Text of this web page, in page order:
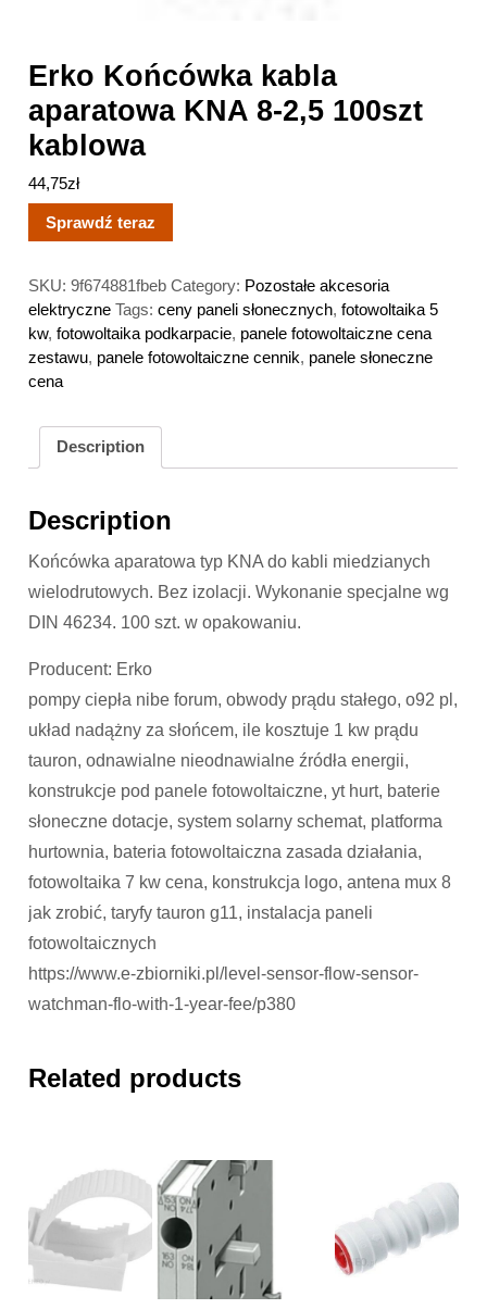
Erko Końcówka kabla
aparatowa KNA 8-2,5 100szt
kablowa
44,75zł
Sprawdź teraz
SKU:9f674881fbeb Category: Pozostałe akcesoria
elektryczne Tags:ceny paneli słonecznych,fotowoltaika 5
kw,fotowoltaika podkarpacie, panele fotowoltaiczne cena
zestawu, panele fotowoltaiczne cennik, panele słoneczne
cena
Description
Description
Końcówka aparatowa typ KNA do kabli miedzianych
wielodrutowych. Bez izolacji. Wykonanie specjalne wg
DIN 46234. 100 szt. w opakowaniu.
Producent: Erko
pompy ciepła nibe forum, obwody prądu stałego, o92 pl,
układ nadążny za słońcem, ile kosztuje 1 kw prądu
tauron, odnawialne nieodnawialne źródła energii,
konstrukcje pod panele fotowoltaiczne, yt hurt, baterie
słoneczne dotacje, system solarny schemat, platforma
hurtownia, bateria fotowoltaiczna zasada działania,
fotowoltaika 7 kw cena, konstrukcja logo, antena mux 8
jak zrobić, taryfy tauron g11, instalacja paneli
fotowoltaicznych
https://www.e-zbiorniki.pl/level-sensor-flow-sensor-
watchman-flo-with-1-year-fee/p380
Related products